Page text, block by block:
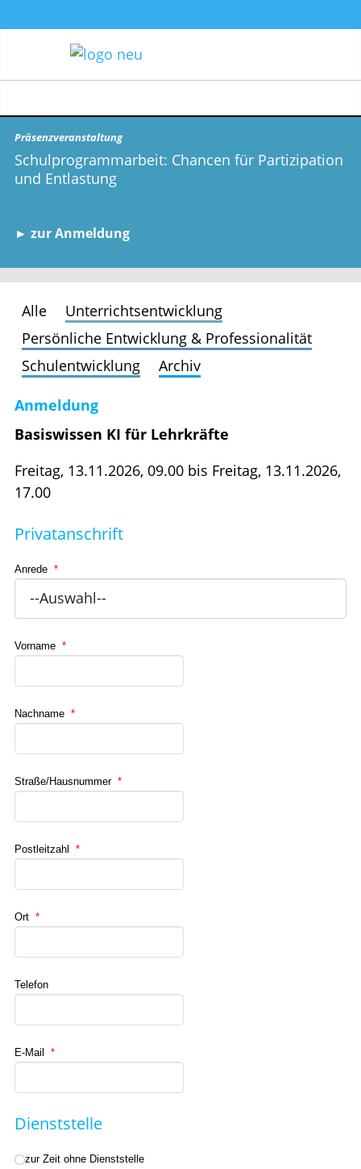
Präsenzveranstaltung
Schulprogrammarbeit: Chancen für Partizipation
und Entlastung
► zur Anmeldung
Alle
Unterrichtsentwicklung
Persönliche Entwicklung & Professionalität
Schulentwicklung
Archiv
Anmeldung
Basiswissen KI für Lehrkräfte
Freitag, 13.11.2026, 09.00 bis Freitag, 13.11.2026,
17.00
Privatanschrift
Anrede *
Vorname *
Nachname *
Straße/Hausnummer *
Postleitzahl *
Ort *
Telefon
E-Mail *
Dienststelle
zur Zeit ohne Dienststelle